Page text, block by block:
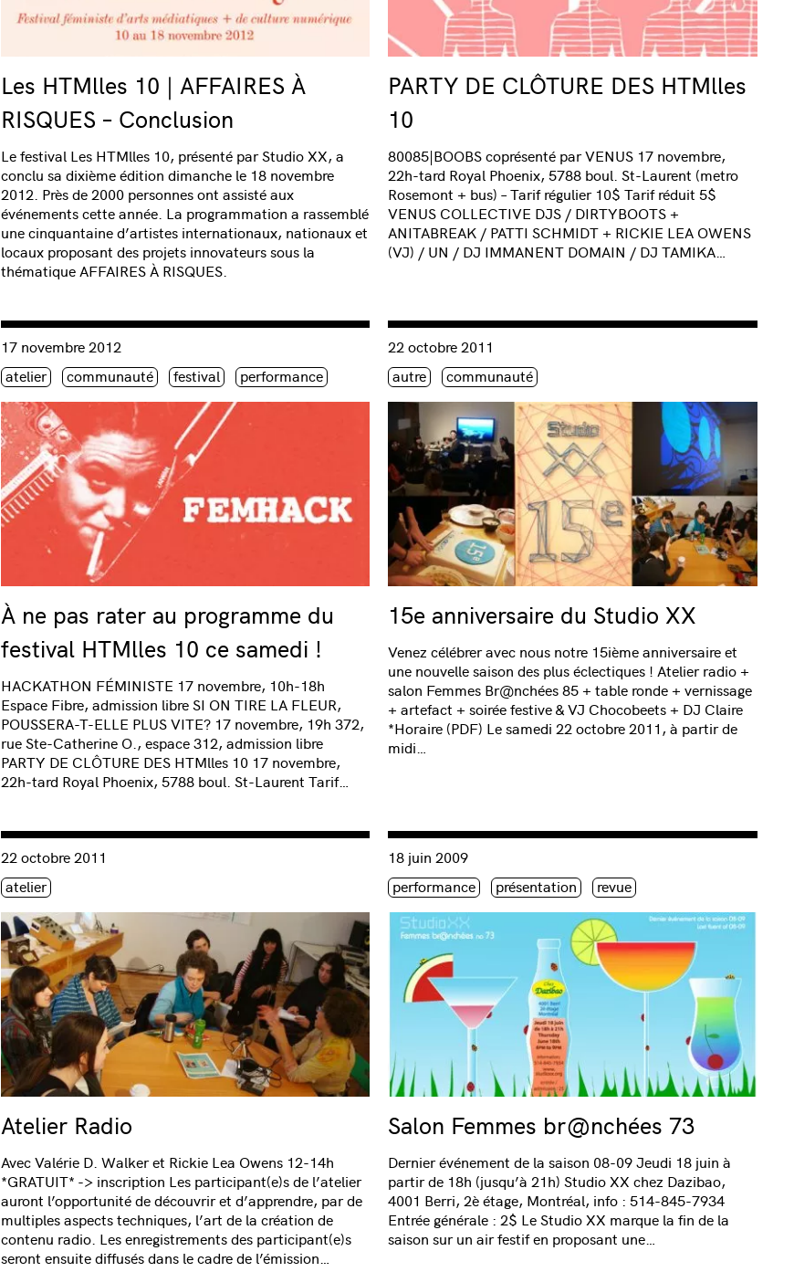
Les HTMlles 10 | AFFAIRES À
RISQUES – Conclusion
Le festival Les HTMlles 10, présenté par Studio XX, a
conclu sa dixième édition dimanche le 18 novembre
2012. Près de 2000 personnes ont assisté aux
événements cette année. La programmation a rassemblé
une cinquantaine d’artistes internationaux, nationaux et
locaux proposant des projets innovateurs sous la
thématique AFFAIRES À RISQUES.
PARTY DE CLÔTURE DES HTMlles
10
80085|BOOBS coprésenté par VENUS 17 novembre,
22h-tard Royal Phoenix, 5788 boul. St-Laurent (metro
Rosemont + bus) – Tarif régulier 10$ Tarif réduit 5$
VENUS COLLECTIVE DJS / DIRTYBOOTS +
ANITABREAK / PATTI SCHMIDT + RICKIE LEA OWENS
(VJ) / UN / DJ IMMANENT DOMAIN / DJ TAMIKA…
À ne pas rater au programme du
festival HTMlles 10 ce samedi !
Consulter « À ne pas rater au programme du festival HTMlles 10 ce samedi ! »
17 novembre 2012
Étiquette(s)
atelier communauté festival performance
HACKATHON FÉMINISTE 17 novembre, 10h-18h
Espace Fibre, admission libre SI ON TIRE LA FLEUR,
POUSSERA-T-ELLE PLUS VITE? 17 novembre, 19h 372,
rue Ste-Catherine O., espace 312, admission libre
PARTY DE CLÔTURE DES HTMlles 10 17 novembre,
22h-tard Royal Phoenix, 5788 boul. St-Laurent Tarif…
15e anniversaire du Studio XX
Consulter « 15e anniversaire du Studio XX »
22 octobre 2011
Étiquette(s)
autre communauté
Venez célébrer avec nous notre 15ième anniversaire et
une nouvelle saison des plus éclectiques ! Atelier radio +
salon Femmes Br@nchées 85 + table ronde + vernissage
+ artefact + soirée festive & VJ Chocobeets + DJ Claire
*Horaire (PDF) Le samedi 22 octobre 2011, à partir de
midi…
Atelier Radio
Consulter « Atelier Radio »
22 octobre 2011
Étiquette(s)
atelier
Avec Valérie D. Walker et Rickie Lea Owens 12-14h
*GRATUIT* -> inscription Les participant(e)s de l’atelier
auront l’opportunité de découvrir et d’apprendre, par de
multiples aspects techniques, l’art de la création de
contenu radio. Les enregistrements des participant(e)s
seront ensuite diffusés dans le cadre de l’émission…
Salon Femmes br@nchées 73
Consulter « Salon Femmes br@nchées 73 »
18 juin 2009
Étiquette(s)
performance présentation revue
Dernier événement de la saison 08-09 Jeudi 18 juin à
partir de 18h (jusqu’à 21h) Studio XX chez Dazibao,
4001 Berri, 2è étage, Montréal, info : 514-845-7934
Entrée générale : 2$ Le Studio XX marque la fin de la
saison sur un air festif en proposant une…